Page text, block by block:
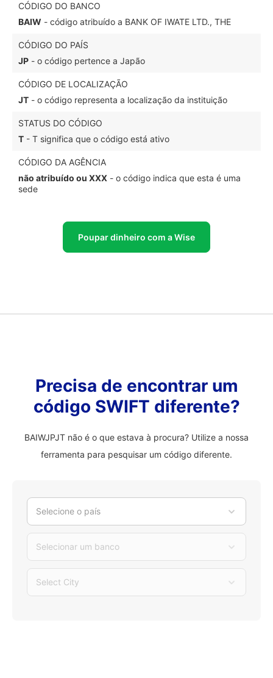
CÓDIGO DO BANCO
BAIW - código atribuído a BANK OF IWATE LTD., THE
CÓDIGO DO PAÍS
JP - o código pertence a Japão
CÓDIGO DE LOCALIZAÇÃO
JT - o código representa a localização da instituição
STATUS DO CÓDIGO
T - T significa que o código está ativo
CÓDIGO DA AGÊNCIA
não atribuído ou XXX - o código indica que esta é uma
sede
Poupar dinheiro com a Wise
Precisa de encontrar um
código SWIFT diferente?
BAIWJPJT não é o que estava à procura? Utilize a nossa
ferramenta para pesquisar um código diferente.
Selecione o país
Selecionar um banco
Select City